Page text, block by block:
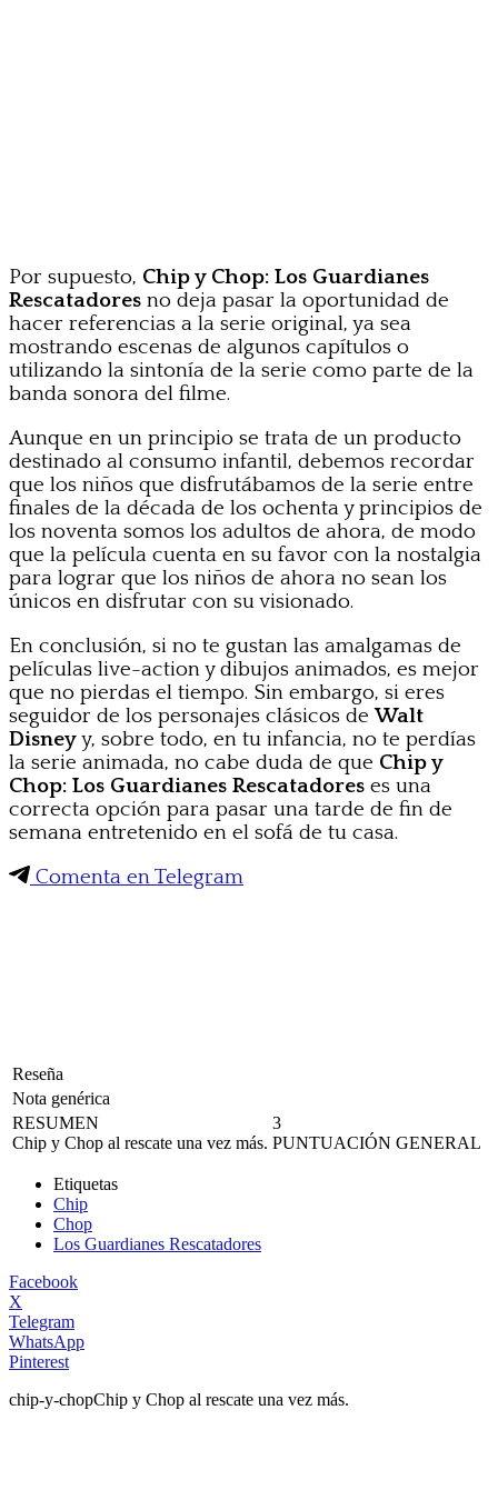
Por supuesto, Chip y Chop: Los Guardianes
Rescatadores no deja pasar la oportunidad de
hacer referencias a la serie original, ya sea
mostrando escenas de algunos capítulos o
utilizando la sintonía de la serie como parte de la
banda sonora del filme.
Aunque en un principio se trata de un producto
destinado al consumo infantil, debemos recordar
que los niños que disfrutábamos de la serie entre
finales de la década de los ochenta y principios de
los noventa somos los adultos de ahora, de modo
que la película cuenta en su favor con la nostalgia
para lograr que los niños de ahora no sean los
únicos en disfrutar con su visionado.
En conclusión, si no te gustan las amalgamas de
películas live-action y dibujos animados, es mejor
que no pierdas el tiempo. Sin embargo, si eres
seguidor de los personajes clásicos deWalt
Disneyy, sobre todo, en tu infancia, no te perdías
la serie animada, no cabe duda de que Chip y
Chop: Los Guardianes Rescatadores es una
correcta opción para pasar una tarde de fin de
semana entretenido en el sofá de tu casa.
Comenta en Telegram
Reseña
Nota genérica
RESUMEN
Chip y Chop al rescate una vez más.
3
PUNTUACIÓN GENERAL
Etiquetas
Chip
Chop
Los Guardianes Rescatadores
Facebook
X
Telegram
WhatsApp
Pinterest
chip-y-chopChip y Chop al rescate una vez más.